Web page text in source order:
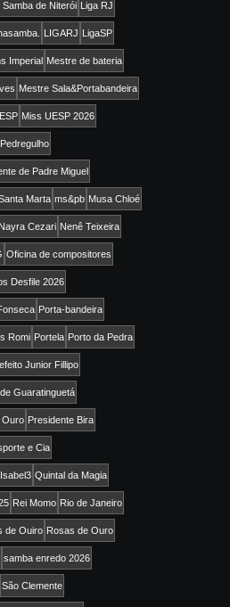
Samba de Niterói Liga RJ
LIGARJ LigaSP
Imperial Mestre de bateria
Mestre Sala&Portabandeira
Miss UESP 2026
de Padre Miguel
Marta ms&pb Musa Chloé
Nayra Cezari Nenê Teixeira
Oficina de compositores
Desfile 2026
Porta-bandeira
Romi Portela Porto da Pedra
Junior Fillipo
Guaratinguetá
Ouro Presidente Bira
e Cia
Quintal da Magia
Rei Momo Rio de Janeiro
de Ouiro Rosas de Ouro
samba enredo 2026
São Clemente